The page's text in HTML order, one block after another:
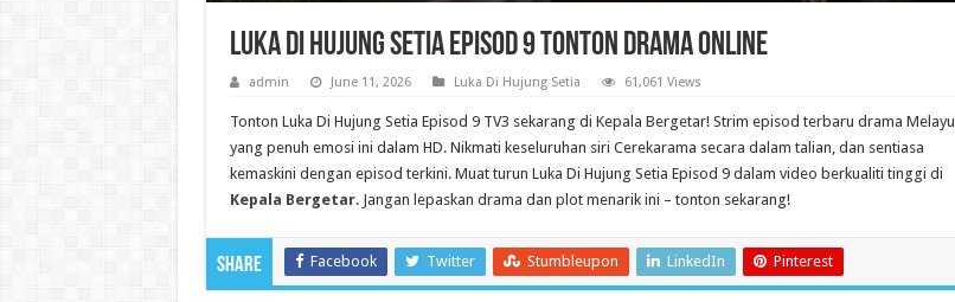
Luka Di Hujung Setia Episod 9 Tonton Drama Online
admin June 11, 2026 Luka Di Hujung Setia 61,061 Views
Tonton Luka Di Hujung Setia Episod 9 TV3 sekarang di Kepala Bergetar! Strim episod terbaru drama Melayu
yang penuh emosi ini dalam HD. Nikmati keseluruhan siri Cerekarama secara dalam talian, dan sentiasa
kemaskini dengan episod terkini. Muat turun Luka Di Hujung Setia Episod 9 dalam video berkualiti tinggi di
Kepala Bergetar. Jangan lepaskan drama dan plot menarik ini – tonton sekarang!
Share Facebook Twitter Stumbleupon LinkedIn Pinterest